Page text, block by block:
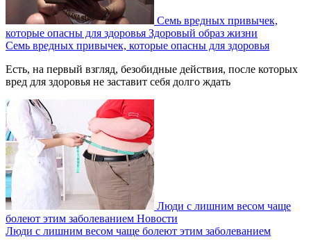
Семь вредных привычек,
которые опасны для здоровья Здоровый образ жизни
Семь вредных привычек, которые опасны для здоровья
Есть, на первый взгляд, безобидные действия, после которых
вред для здоровья не заставит себя долго ждать
Люди с лишним весом чаще
болеют этим заболеванием Новости
Люди с лишним весом чаще болеют этим заболеванием